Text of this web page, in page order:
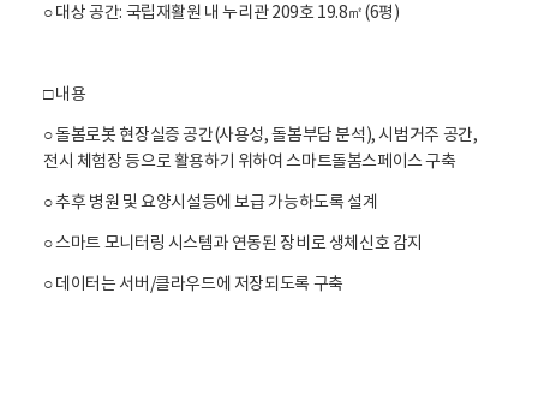
○ 대상 공간: 국립재활원 내 누리관 209호 19.8㎡(6평)
□ 내용
○ 돌봄로봇 현장실증 공간(사용성, 돌봄부담 분석), 시범거주 공간,
전시 체험장 등으로 활용하기 위하여 스마트돌봄스페이스 구축
○ 추후 병원 및 요양시설등에 보급 가능하도록 설계
○ 스마트 모니터링 시스템과 연동된 장비로 생체신호 감지
○ 데이터는 서버/클라우드에 저장되도록 구축